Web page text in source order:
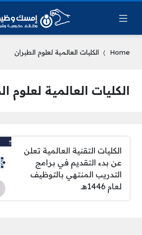
Home الكليات العالمية لعلوم الطيران
الكليات العالمية لعلوم
الكليات التقنية العالمية تعلن
عن بدء التقديم في برامج
التدريب المنتهي بالتوظيف
لعام 1446هـ